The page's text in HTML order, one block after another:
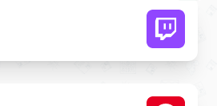
and engagement